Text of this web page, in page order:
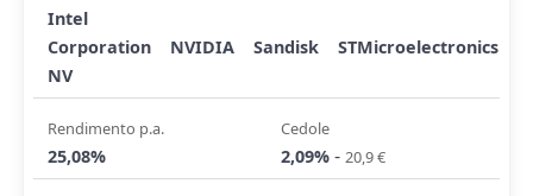
Intel
Corporation
NVIDIA Sandisk
STMicroelectronics
NV
Rendimento p.a.
25,08%
Cedole
2,09% - 20,9 €